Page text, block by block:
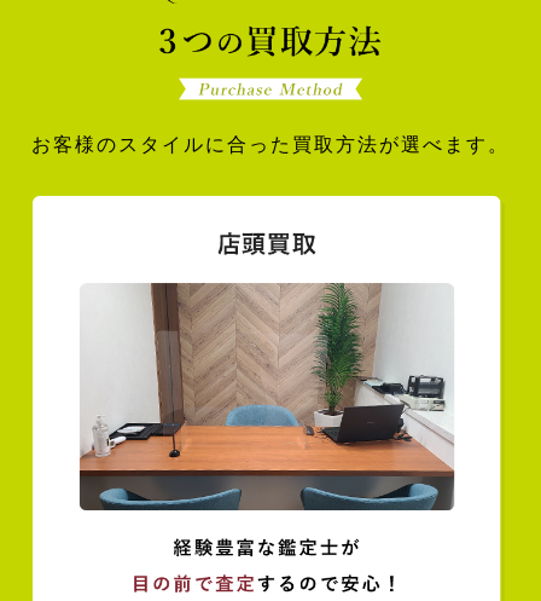
お客様のスタイルに合った買取方法が選べます。